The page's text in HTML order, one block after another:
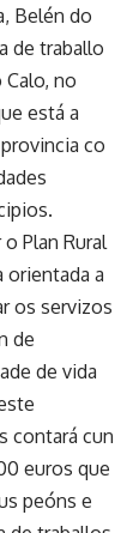
Belén do
de traballo
no
está a
co
Plan Rural
orientada a
os servizos
de
de vida
contará cun
euros que
peóns e